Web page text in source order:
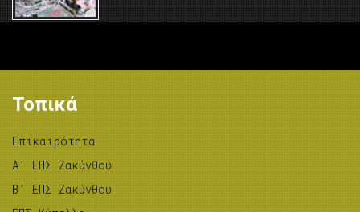
Τοπικά
Επικαιρότητα
A’ ΕΠΣ Ζακύνθου
B’ ΕΠΣ Ζακύνθου